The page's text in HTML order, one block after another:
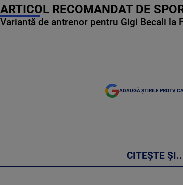
ARTICOL RECOMANDAT DE
Variantă de antrenor pentru Gigi Becali la
ADAUGĂ ȘTIRILE PROTV
CITEȘTE